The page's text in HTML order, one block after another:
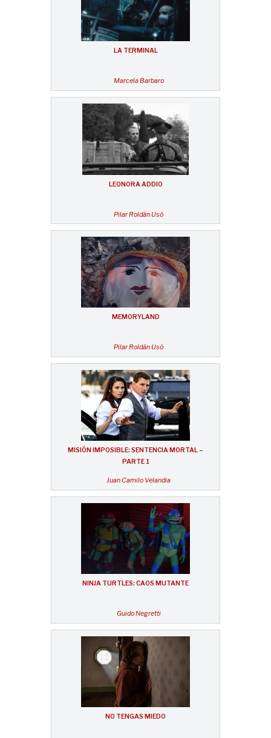
LA TERMINAL
Marcela Barbaro
LEONORA ADDIO
Pilar Roldán Usó
MEMORYLAND
Pilar Roldán Usó
MISIÓN IMPOSIBLE: SENTENCIA MORTAL –
PARTE 1
Juan Camilo Velandia
NINJA TURTLES: CAOS MUTANTE
Guido Negretti
NO TENGAS MIEDO